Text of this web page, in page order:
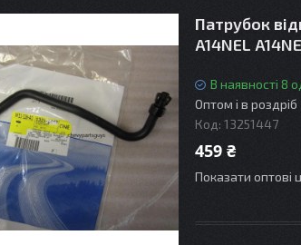
Патрубок
A14NEL
В наявності 8
Оптом і в роздріб
Код: 13251447
459 ₴
Показати оптові